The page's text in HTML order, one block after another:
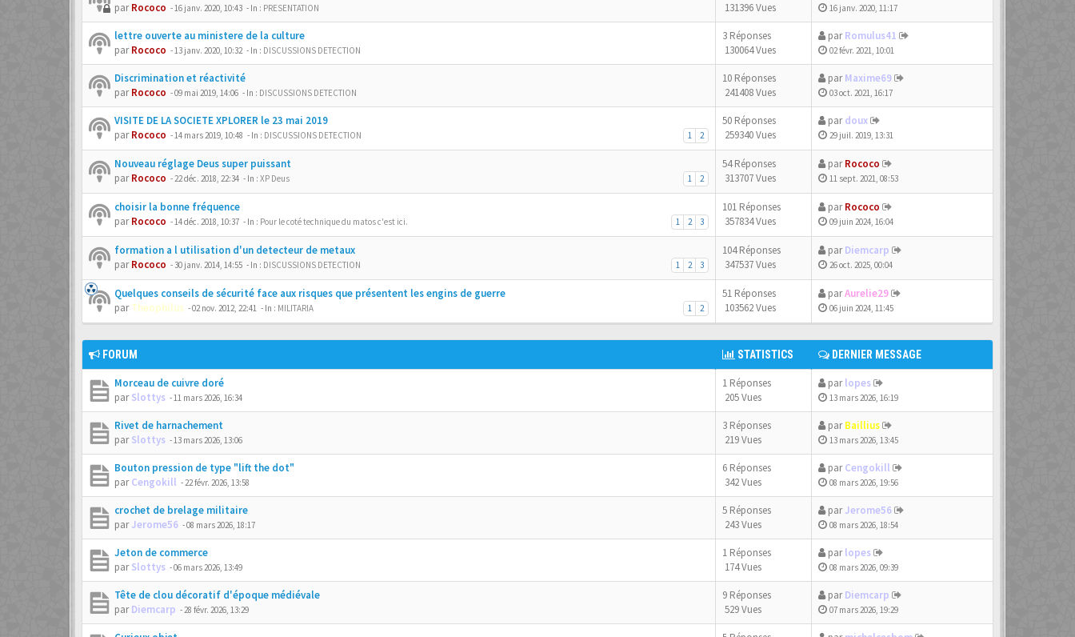
parRococo -16 janv. 2020, 10:43 - In : PRESENTATION
131396 Vues
16 janv. 2020, 11:17
lettre ouverte au ministere de la culture
parRococo -13 janv. 2020, 10:32 - In : DISCUSSIONS DETECTION
3 Réponses
130064 Vues
parRomulus41
02 févr. 2021, 10:01
Discrimination et réactivité
parRococo -09 mai 2019, 14:06 - In : DISCUSSIONS DETECTION
10 Réponses
241408 Vues
parMaxime69
03 oct. 2021, 16:17
VISITE DE LA SOCIETE XPLORER le 23 mai 2019
1 2
parRococo -14 mars 2019, 10:48 - In : DISCUSSIONS DETECTION
50 Réponses
259340 Vues
pardoux
29 juil. 2019, 13:31
Nouveau réglage Deus super puissant
1 2
parRococo -22 déc. 2018, 22:34 - In : XP Deus
54 Réponses
313707 Vues
parRococo
11 sept. 2021, 08:53
choisir la bonne fréquence
1 2 3
parRococo -14 déc. 2018, 10:37 - In : Pour le coté technique du matos c'est ici.
101 Réponses
357834 Vues
parRococo
09 juin 2024, 16:04
formation a l utilisation d'un detecteur de metaux
1 2 3
parRococo - 30 janv. 2014, 14:55 - In : DISCUSSIONS DETECTION
104 Réponses
347537 Vues
parDiemcarp
26 oct. 2025, 00:04
Quelques conseils de sécurité face aux risques que présentent les engins de guerre
1 2
parTheophilus -02 nov. 2012, 22:41 - In : MILITARIA
51 Réponses
103562 Vues
parAurelie29
06 juin 2024, 11:45
FORUM STATISTICS DERNIER MESSAGE
Morceau de cuivre doré
parSlottys -11 mars 2026, 16:34
1 Réponses
205 Vues
parlopes
13 mars 2026, 16:19
Rivet de harnachement
parSlottys -13 mars 2026, 13:06
3 Réponses
219 Vues
parBaillius
13 mars 2026, 13:45
Bouton pression de type "lift the dot"
parCengokill -22 févr. 2026, 13:58
6 Réponses
342 Vues
parCengokill
08 mars 2026, 19:56
crochet de brelage militaire
parJerome56 -08 mars 2026, 18:17
5 Réponses
243 Vues
parJerome56
08 mars 2026, 18:54
Jeton de commerce
parSlottys -06 mars 2026, 13:49
1 Réponses
174 Vues
parlopes
08 mars 2026, 09:39
Tête de clou décoratif d'époque médiévale
parDiemcarp -28 févr. 2026, 13:29
9 Réponses
529 Vues
parDiemcarp
07 mars 2026, 19:29